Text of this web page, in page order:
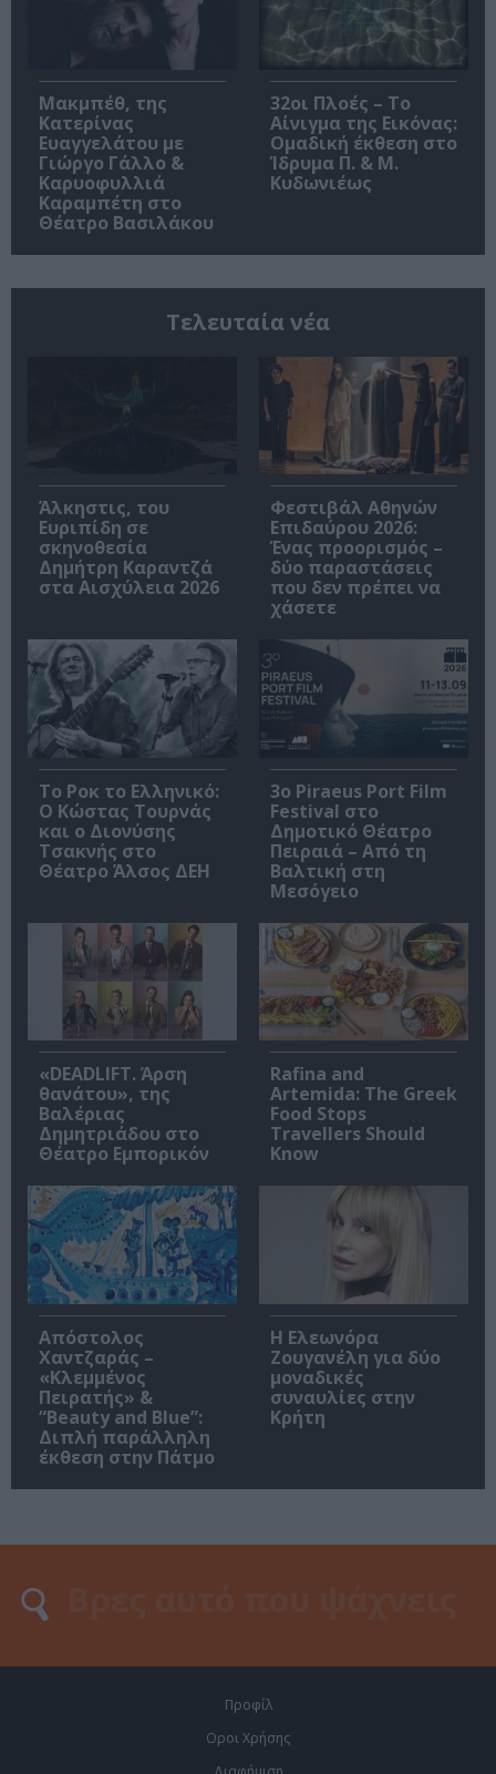
Μακμπέθ, της
Κατερίνας
Ευαγγελάτου με
Γιώργο Γάλλο &
Καρυοφυλλιά
Καραμπέτη στο
Θέατρο Βασιλάκου
32οι Πλοές – Το
Αίνιγμα της Εικόνας:
Ομαδική έκθεση στο
Ίδρυμα Π. & Μ.
Κυδωνιέως
Τελευταία νέα
Άλκηστις, του
Ευριπίδη σε
σκηνοθεσία
Δημήτρη Καραντζά
στα Αισχύλεια 2026
Φεστιβάλ Αθηνών
Επιδαύρου 2026:
Ένας προορισμός –
δύο παραστάσεις
που δεν πρέπει να
χάσετε
Το Ροκ το Ελληνικό:
Ο Κώστας Τουρνάς
και ο Διονύσης
Τσακνής στο
Θέατρο Άλσος ΔΕΗ
3o Piraeus Port Film
Festival στο
Δημοτικό Θέατρο
Πειραιά – Από τη
Βαλτική στη
Μεσόγειο
«DEADLIFT. Άρση
θανάτου», της
Βαλέριας
Δημητριάδου στο
Θέατρο Εμπορικόν
Rafina and
Artemida: The Greek
Food Stops
Travellers Should
Know
Απόστολος
Χαντζαράς –
«Κλεμμένος
Πειρατής» &
“Beauty and Blue”:
Διπλή παράλληλη
έκθεση στην Πάτμο
Η Ελεωνόρα
Ζουγανέλη για δύο
μοναδικές
συναυλίες στην
Κρήτη
Προφίλ
Οροι Χρήσης